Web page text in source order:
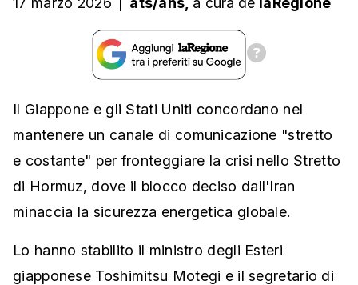
Il Giappone e gli Stati Uniti concordano nel
mantenere un canale di comunicazione "stretto
e costante" per fronteggiare la crisi nello Stretto
di Hormuz, dove il blocco deciso dall'Iran
minaccia la sicurezza energetica globale.
Lo hanno stabilito il ministro degli Esteri
giapponese Toshimitsu Motegi e il segretario di